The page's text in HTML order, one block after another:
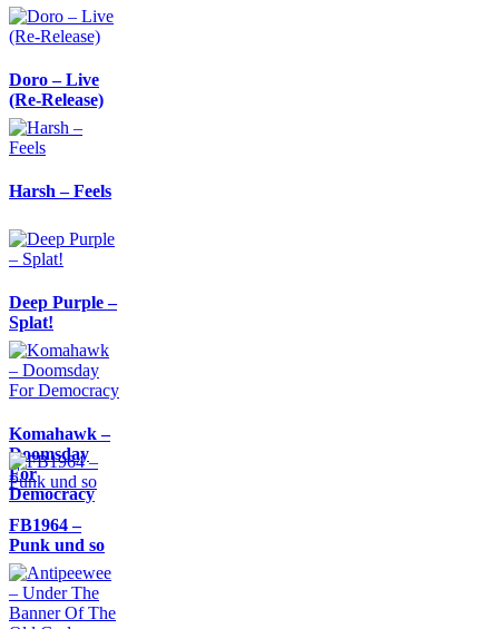
Doro – Live
(Re-Release)
Harsh – Feels
Deep Purple –
Splat!
Komahawk –
Doomsday
For
Democracy
FB1964 –
Punk und so